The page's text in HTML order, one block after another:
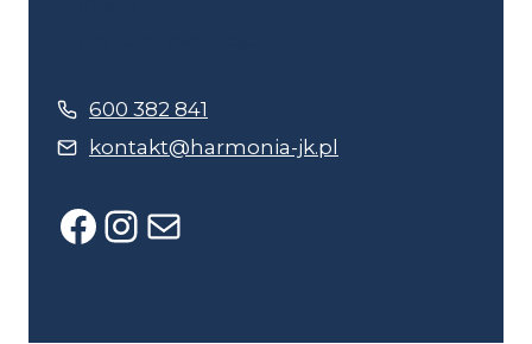
600 382 841
kontakt@harmonia-jk.pl
Facebook
Instagram